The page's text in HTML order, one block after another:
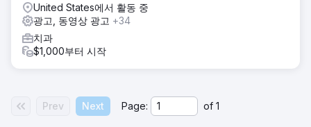
United States에서 활동 중
광고, 동영상 광고 +34
치과
$1,000부터 시작
Prev Next Page: of 1